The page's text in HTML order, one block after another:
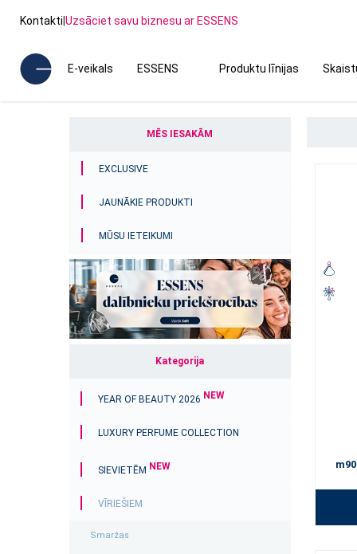
Kontakti|Uzsāciet savu biznesu ar ESSENS
E-veikals ESSENS Produktu līnijas
MĒS IESAKĀM
EXCLUSIVE
JAUNĀKIE PRODUKTI
MŪSU IETEIKUMI
Kategorija
YEAR OF BEAUTY 2026 NEW
LUXURY PERFUME COLLECTION
SIEVIETĒM NEW
VĪRIEŠIEM
Smaržas